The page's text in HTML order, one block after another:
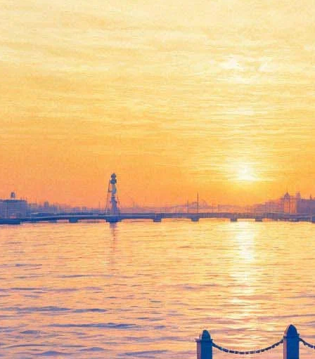
Сто затяжных прыжков с
парашютом вывели Тома
Круза в лидеры кинопроката
30 июля 2018, 17:25 Версия для печати
«Миссия невыполнима: последствия», шестая честь франшизы
про агента Итана Ханта, за минувший уик-энд заняла
лидирующее положение в кинопрокате. Картина собрала в
России более 200 миллионов рублей и 660 тысяч зрителей.
Статистику за 26 – 29 июля приводит сайт Единой
федеральной автоматизированной информационной системы
сведений о показах фильмов (ЕАИС). Судя по всему, страх за
жизнь Тома Круза, прыгающего из вертолета под напутствие
босса: «Хватит разговоров, увидимся в Париже!», на этой
неделе пересилил желание посмотреть мультяшных
«Монстров на каникулах 3: Море зовет».